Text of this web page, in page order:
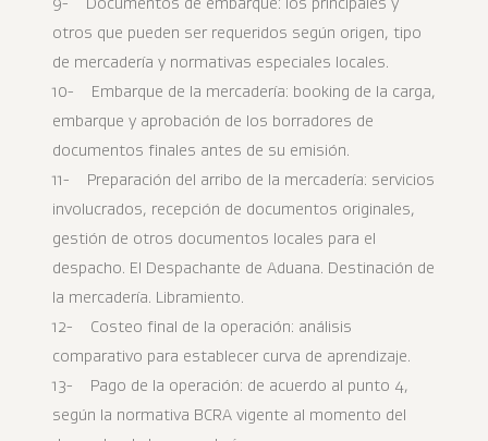
9- Documentos de embarque: los principales y
otros que pueden ser requeridos según origen, tipo
de mercadería y normativas especiales locales.
10- Embarque de la mercadería: booking de la carga,
embarque y aprobación de los borradores de
documentos finales antes de su emisión.
11- Preparación del arribo de la mercadería: servicios
involucrados, recepción de documentos originales,
gestión de otros documentos locales para el
despacho. El Despachante de Aduana. Destinación de
la mercadería. Libramiento.
12- Costeo final de la operación: análisis
comparativo para establecer curva de aprendizaje.
13- Pago de la operación: de acuerdo al punto 4,
según la normativa BCRA vigente al momento del